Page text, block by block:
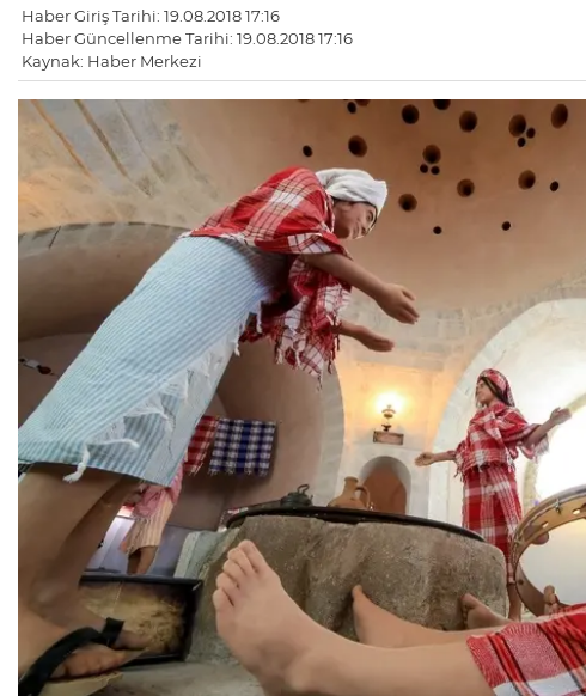
Haber Giriş Tarihi: 19.08.2018 17:16
Haber Güncellenme Tarihi: 19.08.2018 17:16
Kaynak: Haber Merkezi